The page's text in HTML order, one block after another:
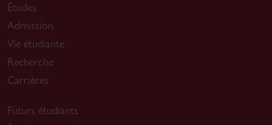
Études
Admission
Vie étudiante
Recherche
Carrières
Futurs étudiants